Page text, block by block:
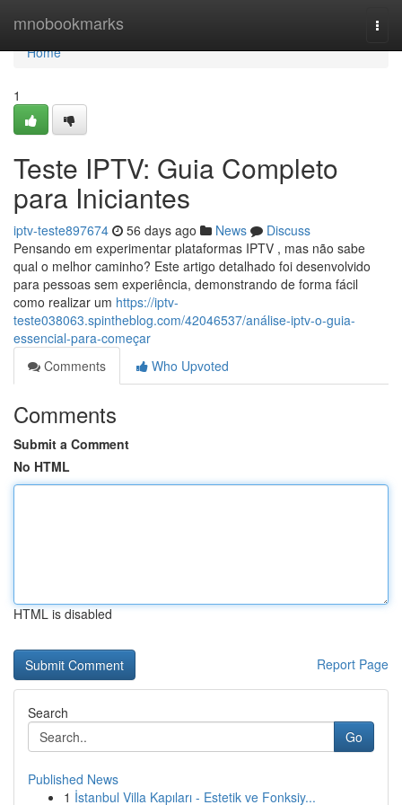
mnobookmarks
Home
Home
1
Teste IPTV: Guia Completo
para Iniciantes
iptv-teste897674 56 days ago News
Discuss
Pensando em experimentar plataformas IPTV , mas não sabe
qual o melhor caminho? Este artigo detalhado foi desenvolvido
para pessoas sem experiência, demonstrando de forma fácil
como realizar um https://iptv-
teste038063.spintheblog.com/42046537/análise-iptv-o-guia-
essencial-para-começar
Comments
Who Upvoted
Comments
Submit a Comment
No HTML
HTML is disabled
Report Page
Search
Go
Published News
1 İstanbul Villa Kapıları - Estetik ve Fonksiy...